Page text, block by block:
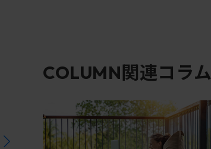
COLUMN関連コラム